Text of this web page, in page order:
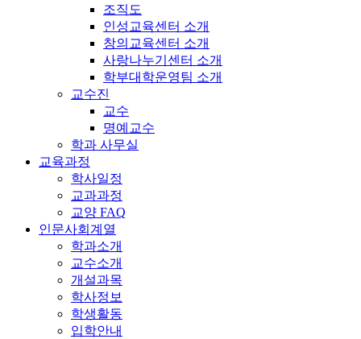
조직도
인성교육센터 소개
창의교육센터 소개
사랑나누기센터 소개
학부대학운영팀 소개
교수진
교수
명예교수
학과 사무실
교육과정
학사일정
교과과정
교양 FAQ
인문사회계열
학과소개
교수소개
개설과목
학사정보
학생활동
입학안내